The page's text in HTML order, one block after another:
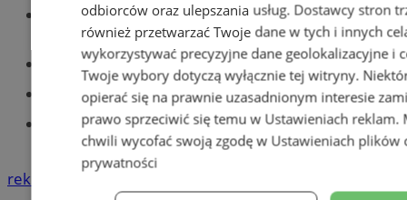
Wiadomości lokalne
Części samochodowe do -70%!
Tworzenie stron www - Tychy
Znajdź pracę - codziennie nowe
ogłoszenia
reklama
odbiorców oraz ulepszania usług. Dostawcy stron
również przetwarzać Twoje dane w tych i innych
wykorzystywać precyzyjne dane geolokalizacyjne i
Twoje wybory dotyczą wyłącznie tej witryny.
opierać się na prawnie uzasadnionym interesie
prawo sprzeciwić się temu w Ustawieniach reklam.
chwili wycofać swoją zgodę w Ustawieniach plików
prywatności